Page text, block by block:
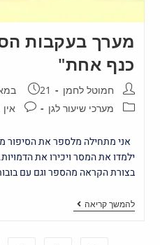
מערך בעקבות
כנף אחת"
חמוטל לחמן
21 במאי 2023
מערכי שיעור לגן
אני מתחילה מלספר את הסיפור
ילמדו את המסר ויכירו את
בצורת הקראה מהספר וגם עם
להמשך קריאה